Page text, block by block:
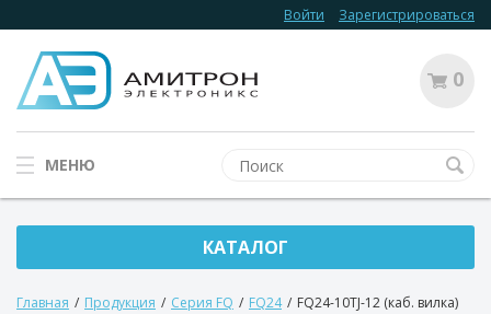
Войти Зарегистрироваться
0
МЕНЮ
КАТАЛОГ
Главная / Продукция / Серия FQ / FQ24 / FQ24-10TJ-12 (каб. вилка)